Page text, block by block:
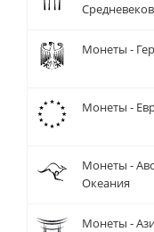
Монеты -
Монеты -
Монеты -
Океания
Монеты -